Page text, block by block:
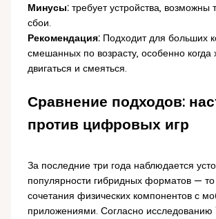
Минусы:требует устройства, возможны
сбои.
Рекомендация:Подходит для больших
смешанных по возрасту, особенно когда
двигаться и смеяться.
Сравнение подходов:
против цифровых игр
За последние три года наблюдается
популярности гибридных форматов — то
сочетания физических компонентов с
приложениями. Согласно